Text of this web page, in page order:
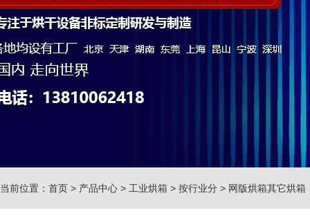
当前位置： 首页 > 产品中心 > 工业烘箱 > 按行业分 > 网版烘箱其它烘箱